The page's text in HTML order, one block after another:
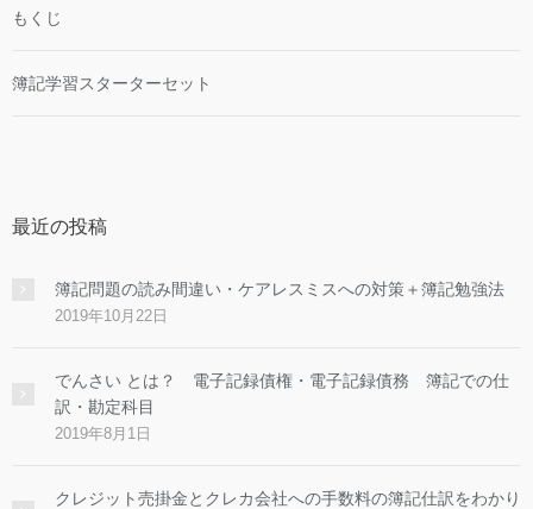
もくじ
簿記学習スターターセット
最近の投稿
簿記問題の読み間違い・ケアレスミスへの対策＋簿記勉強法
2019年10月22日
でんさい とは？ 電子記録債権・電子記録債務 簿記での仕
訳・勘定科目
2019年8月1日
クレジット売掛金とクレカ会社への手数料の簿記仕訳をわかり